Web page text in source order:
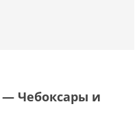
— Чебоксары и